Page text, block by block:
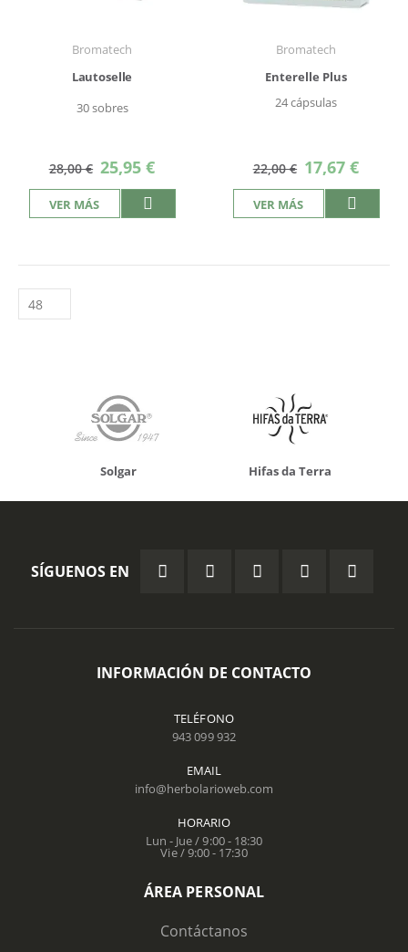
Bromatech
Lautoselle
30 sobres
28,00 € Precio
especial
25,95 €
VER MÁS
Bromatech
Enterelle Plus
24 cápsulas
22,00 € Precio
especial
17,67 €
VER MÁS
Solgar Hifas da Terra
SÍGUENOS EN
INFORMACIÓN DE CONTACTO
TELÉFONO
943 099 932
EMAIL
info@herbolarioweb.com
HORARIO
Lun - Jue / 9:00 - 18:30
Vie / 9:00 - 17:30
ÁREA PERSONAL
Contáctanos